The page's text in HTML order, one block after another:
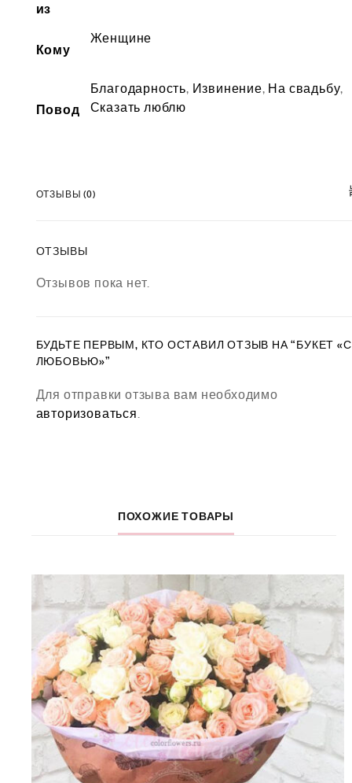
из
Кому
Женщине
Повод
Благодарность, Извинение, На свадьбу,
Сказать люблю
ОТЗЫВЫ (0)
ОТЗЫВЫ
Отзывов пока нет.
БУДЬТЕ ПЕРВЫМ, КТО ОСТАВИЛ ОТЗЫВ НА “БУКЕТ «С
ЛЮБОВЬЮ»”
Для отправки отзыва вам необходимо
авторизоваться.
ПОХОЖИЕ ТОВАРЫ